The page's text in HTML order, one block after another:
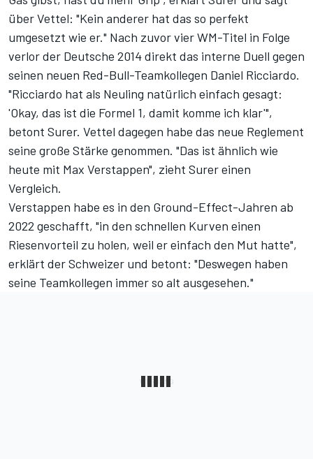
über Vettel: "Kein anderer hat das so perfekt
umgesetzt wie er." Nach zuvor vier WM-Titel in Folge
verlor der Deutsche 2014 direkt das interne Duell gegen
seinen neuen Red-Bull-Teamkollegen Daniel Ricciardo.
"Ricciardo hat als Neuling natürlich einfach gesagt:
'Okay, das ist die Formel 1, damit komme ich klar'",
betont Surer. Vettel dagegen habe das neue Reglement
seine große Stärke genommen. "Das ist ähnlich wie
heute mit Max Verstappen", zieht Surer einen
Vergleich.
Verstappen habe es in den Ground-Effect-Jahren ab
2022 geschafft, "in den schnellen Kurven einen
Riesenvorteil zu holen, weil er einfach den Mut hatte",
erklärt der Schweizer und betont: "Deswegen haben
seine Teamkollegen immer so alt ausgesehen."